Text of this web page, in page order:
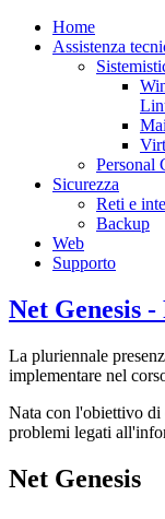
Home
Assistenza
Personal
Sicurezza
Reti e
Backup
Web
Supporto
Net Genesis
La pluriennale
implementare nel
Nata con l'obiettivo di
problemi legati
Net Genesis